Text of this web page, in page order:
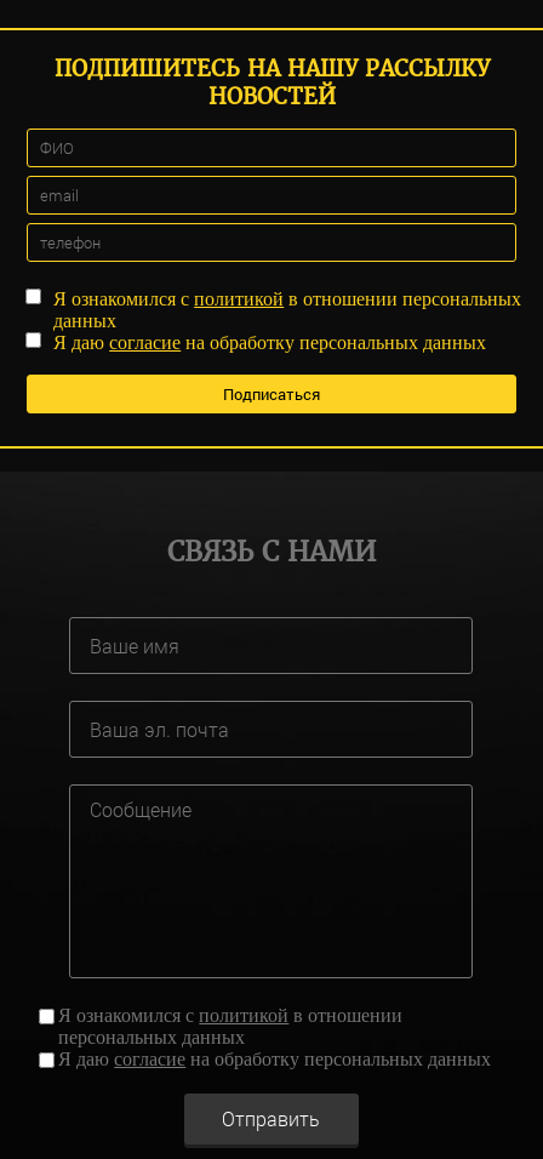
ПОДПИШИТЕСЬ НА НАШУ РАССЫЛКУ
НОВОСТЕЙ
Я ознакомился сполитикой в отношении персональных
данных
Я даюсогласие на обработку персональных данных
СВЯЗЬ С НАМИ
Я ознакомился сполитикой в отношении
персональных данных
Я даюсогласие на обработку персональных данных
Отправить